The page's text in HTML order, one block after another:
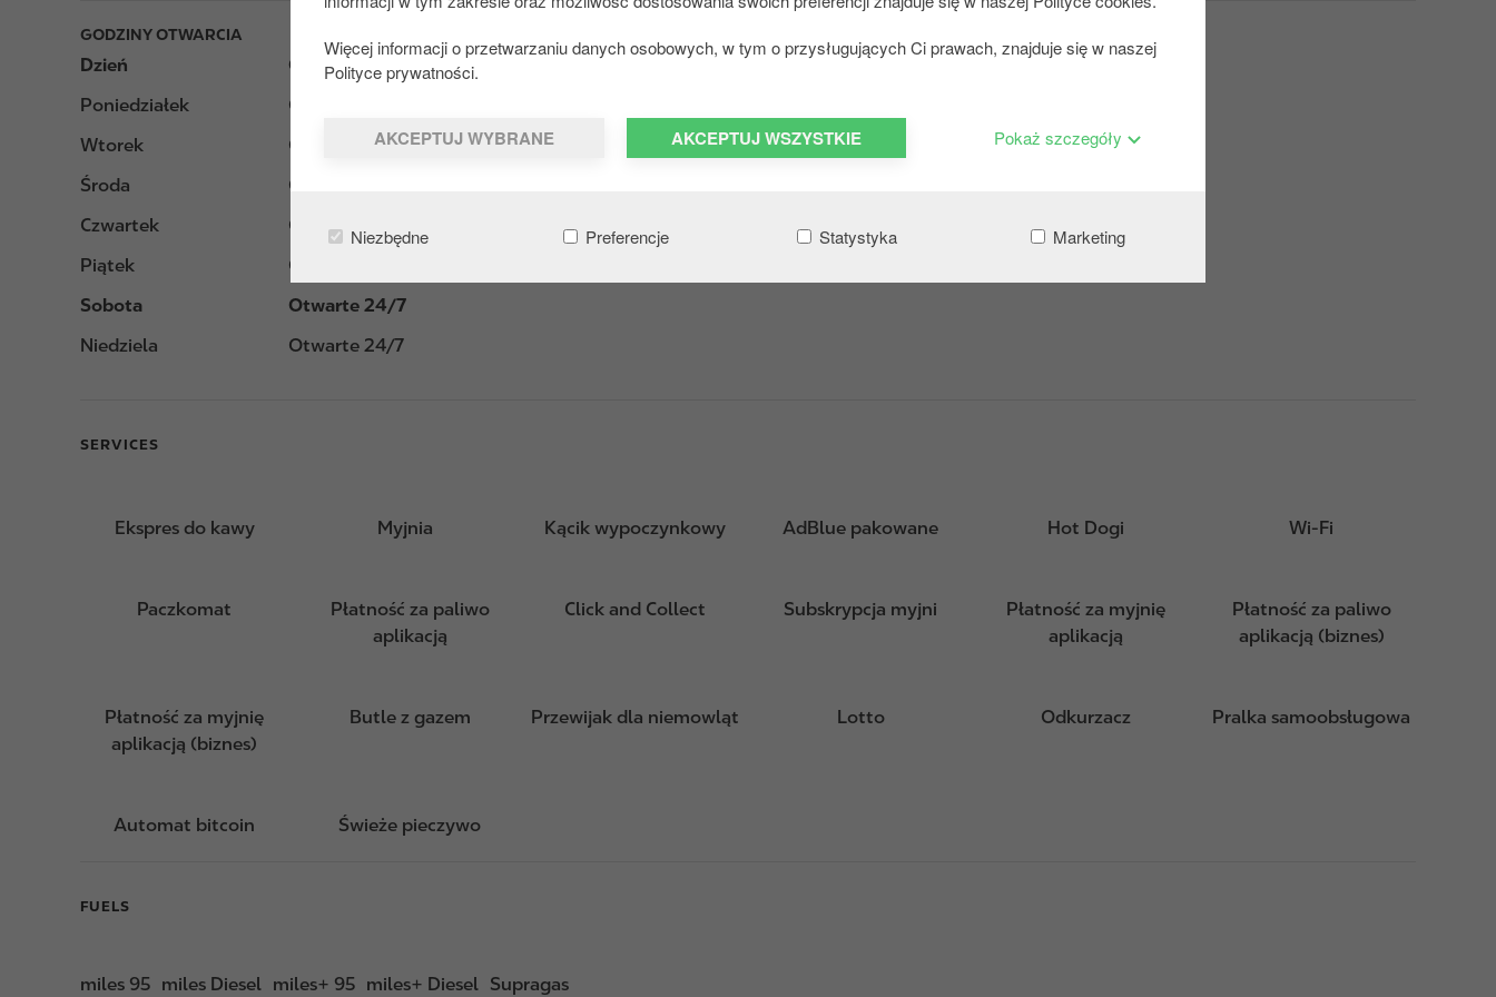
Więcej informacji o przetwarzaniu danych osobowych, w tym o przysługujących Ci prawach, znajduje się w naszej
Polityce prywatności.
AKCEPTUJ WYBRANE AKCEPTUJ WSZYSTKIE Pokaż szczegóły
Niezbędne Preferencje Statystyka Marketing
GODZINY OTWARCIA
Dzień
Opening hours
Poniedziałek
Otwarte 24/7
Wtorek
Otwarte 24/7
Środa
Otwarte 24/7
Czwartek
Otwarte 24/7
Piątek
Otwarte 24/7
Sobota
Otwarte 24/7
Niedziela
Otwarte 24/7
SERVICES
Ekspres do kawy Myjnia Kącik wypoczynkowy AdBlue pakowane Hot Dogi Wi-Fi
Paczkomat
Płatność za paliwo
aplikacją
Click and Collect Subskrypcja myjni
Płatność za myjnię
aplikacją
Płatność za paliwo
aplikacją (biznes)
Płatność za myjnię
aplikacją (biznes)
Butle z gazem Przewijak dla niemowląt Lotto Odkurzacz Pralka samoobsługowa
Automat bitcoin Świeże pieczywo
FUELS
miles 95 miles Diesel miles+ 95 miles+ Diesel Supragas